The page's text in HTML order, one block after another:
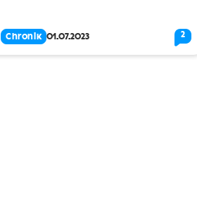
Chronik 01.07.2023 2